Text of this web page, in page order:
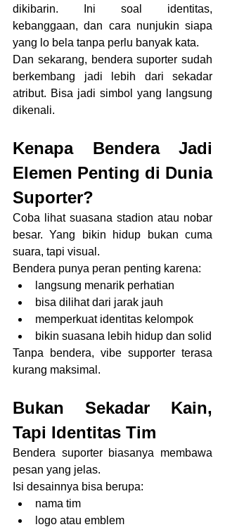
dikibarin. Ini soal identitas,
kebanggaan, dan cara nunjukin siapa
yang lo bela tanpa perlu banyak kata.
Dan sekarang, bendera suporter sudah
berkembang jadi lebih dari sekadar
atribut. Bisa jadi simbol yang langsung
dikenali.
Kenapa Bendera Jadi
Elemen Penting di Dunia
Suporter?
Coba lihat suasana stadion atau nobar
besar. Yang bikin hidup bukan cuma
suara, tapi visual.
Bendera punya peran penting karena:
langsung menarik perhatian
bisa dilihat dari jarak jauh
memperkuat identitas kelompok
bikin suasana lebih hidup dan solid
Tanpa bendera, vibe supporter terasa
kurang maksimal.
Bukan Sekadar Kain,
Tapi Identitas Tim
Bendera suporter biasanya membawa
pesan yang jelas.
Isi desainnya bisa berupa:
nama tim
logo atau emblem